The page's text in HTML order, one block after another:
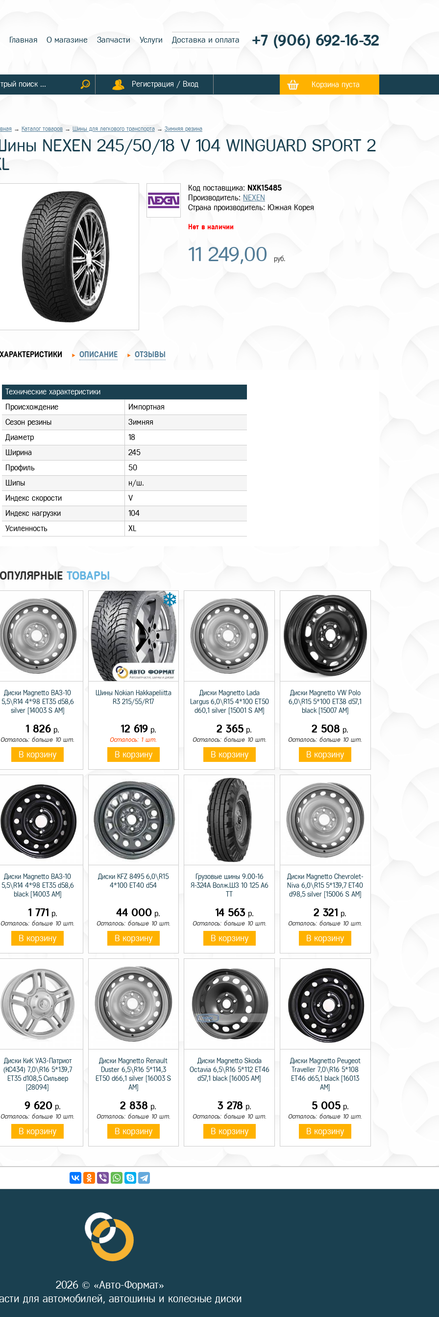
Главная О магазине Запчасти Услуги Доставка и оплата +7 (906) 692-16-32
Регистрация / Вход Корзина пуста
→ Каталог товаров → Шины для легкового транспорта → Зимняя резина
NEXEN 245/50/18 V 104 WINGUARD SPORT 2
Код поставщика: NXK15485
Производитель: NEXEN
Страна производитель: Южная Корея
Нет в наличии
11 249,00 руб.
ХАРАКТЕРИСТИКИ ОПИСАНИЕ ОТЗЫВЫ
Технические характеристики
Происхождение
Импортная
Сезон резины
Зимняя
Диаметр
18
Ширина
245
Профиль
50
Шипы
н/ш.
Индекс скорости
V
Индекс нагрузки
104
Усиленность
XL
ТОВАРЫ
Диски Magnetto ВАЗ-10
5,5\R14 4*98 ET35 d58,6
silver [14003 S AM]
1 826 р.
Осталось: больше 10 шт.
В корзину
Шины Nokian Hakkapeliitta
R3 215/55/R17
12 619р.
Осталось: 1 шт.
В корзину
Диски Magnetto Lada
Largus 6,0\R15 4*100 ET50
d60,1 silver [15001 S AM]
2 365 р.
Осталось: больше 10 шт.
В корзину
Диски Magnetto VW Polo
6,0\R15 5*100 ET38 d57,1
black [15007 AM]
2 508 р.
Осталось: больше 10 шт.
В корзину
Диски Magnetto ВАЗ-10
5,5\R14 4*98 ET35 d58,6
black [14003 AM]
1 771 р.
Осталось: больше 10 шт.
В корзину
Диски KFZ 8495 6,0\R15
4*100 ET40 d54
44 000 р.
Осталось: больше 10 шт.
В корзину
Грузовые шины 9.00-16
Я-324А Волж.ШЗ 10 125 A6
14 563р.
Осталось: больше 10 шт.
В корзину
Диски Magnetto Chevrolet-
Niva 6,0\R15 5*139,7 ET40
d98,5 silver [15006 S AM]
2 321 р.
Осталось: больше 10 шт.
В корзину
Диски КиК УАЗ-Патриот
(КС434) 7,0\R16 5*139,7
ET35 d108,5 Сильвер
[28094]
9 620р.
Осталось: больше 10 шт.
В корзину
Диски Magnetto Renault
Duster 6,5\R16 5*114,3
ET50 d66,1 silver [16003 S
AM]
2 838 р.
Осталось: больше 10 шт.
В корзину
Диски Magnetto Skoda
Octavia 6,5\R16 5*112 ET46
d57,1 black [16005 AM]
3 278 р.
Осталось: больше 10 шт.
В корзину
Диски Magnetto Peugeot
Traveller 7,0\R16 5*108
ET46 d65,1 black [16013
AM]
5 005р.
Осталось: больше 10 шт.
В корзину
2026 © «Авто-Формат»
для автомобилей, автошины и колесные диски